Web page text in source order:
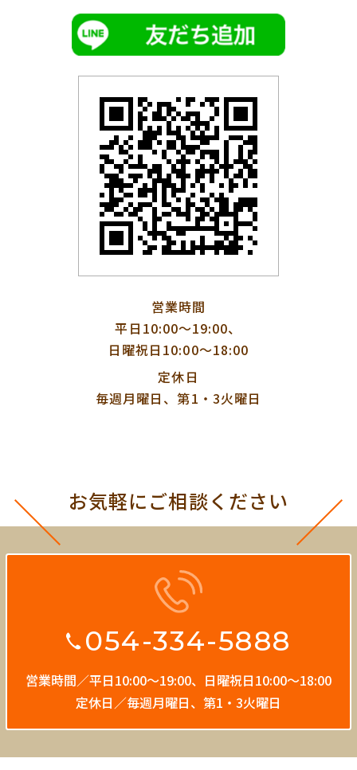
営業時間
平日10:00〜19:00、
日曜祝日10:00〜18:00
定休日
毎週月曜日、第1・3火曜日
お気軽にご相談ください
054-334-5888
営業時間／平日10:00〜19:00、 日曜祝日10:00〜18:00
定休日／毎週月曜日、第1・3火曜日